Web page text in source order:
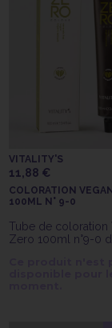
VITALITY'S
11,88 €
COLORATION
100ML N° 9-0
Tube de coloration
Zero 100ml n°9-0